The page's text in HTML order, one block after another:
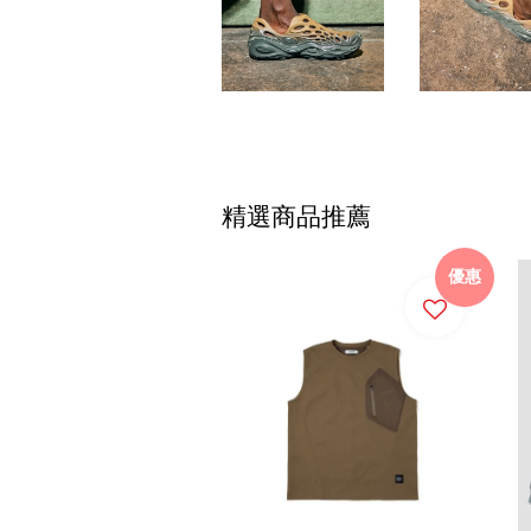
精選商品推薦
優惠